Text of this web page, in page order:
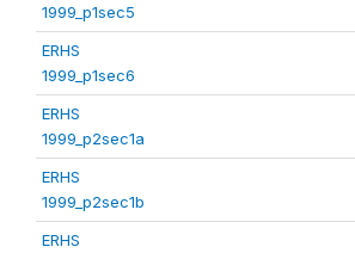
1999_p1sec5
ERHS
1999_p1sec6
ERHS
1999_p2sec1a
ERHS
1999_p2sec1b
ERHS